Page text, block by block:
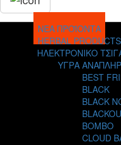
ΝΕΑ ΠΡΟΪΟΝΤΑ
HERBAL PRODUCTS
ΗΛΕΚΤΡΟΝΙΚΟ
ΥΓΡΑ
BEST
BLACK
BLACK
BOMBO
CLOUD